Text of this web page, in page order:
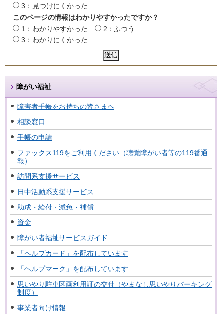
3：見つけにくかった
このページの情報はわかりやすかったですか？
1：わかりやすかった
2：ふつう
3：わかりにくかった
障がい福祉
障害者手帳をお持ちの皆さまへ
相談窓口
手帳の申請
ファックス119をご利用ください（聴覚障がい者等の119番通
報）
訪問系支援サービス
日中活動系支援サービス
助成・給付・減免・補償
資金
障がい者福祉サービスガイド
「ヘルプカード」を配布しています
「ヘルプマーク」を配布しています
思いやり駐車区画利用証の交付（やまなし思いやりパーキング
制度）
事業者向け情報